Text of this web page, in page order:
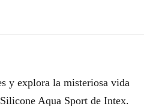
y explora la misteriosa vida
Aqua Sport de Intex.